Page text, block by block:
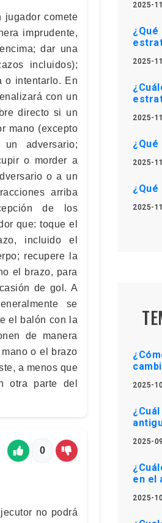
comete
imprudente,
dar una
incluidos);
o intentarlo. En
con un
directo si un
mano (excepto
adversario;
o morder a
o a un
arriba
de los
que: toque el
incluido el
recupere la
el brazo, para
de gol. A
se
el balón con la
de manera
o el brazo
a menos que
otra parte del
0
no podrá
2025-
¿Qué
2025-
2025-
¿Qué
2025-
2025-
2025-
2025-
en el
2025-